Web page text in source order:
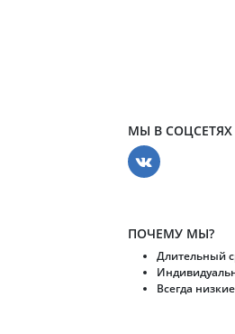
МЫ В СОЦСЕТЯХ
ПОЧЕМУ МЫ?
Длительный
Всегда